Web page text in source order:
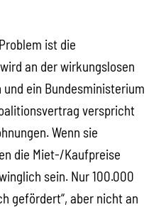
ist die
an der wirkungslosen
ein Bundesministerium
verspricht
Wenn sie
die Miet-/Kaufpreise
sein. Nur 100.000
gefördert“, aber nicht an